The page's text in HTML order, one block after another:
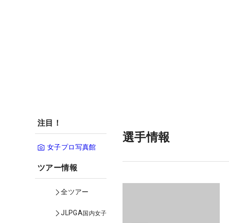
注目！
女子プロ写真館
ツアー情報
全ツアー
JLPGA国内女子
選手情報